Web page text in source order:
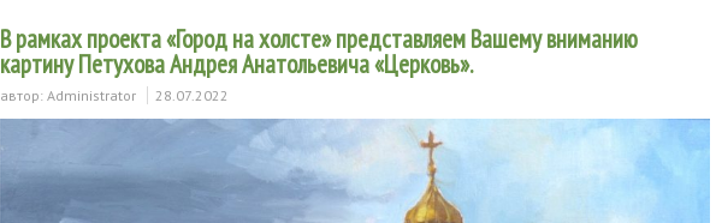
В рамках проекта «Город на холсте» представляем Вашему вниманию
картину Петухова Андрея Анатольевича «Церковь».
автор: Administrator 28.07.2022